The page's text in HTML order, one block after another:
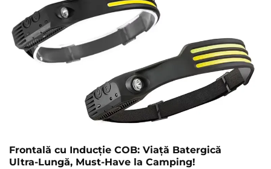
Frontală cu Inducție COB: Viață Batergică
Ultra-Lungă, Must-Have la Camping!